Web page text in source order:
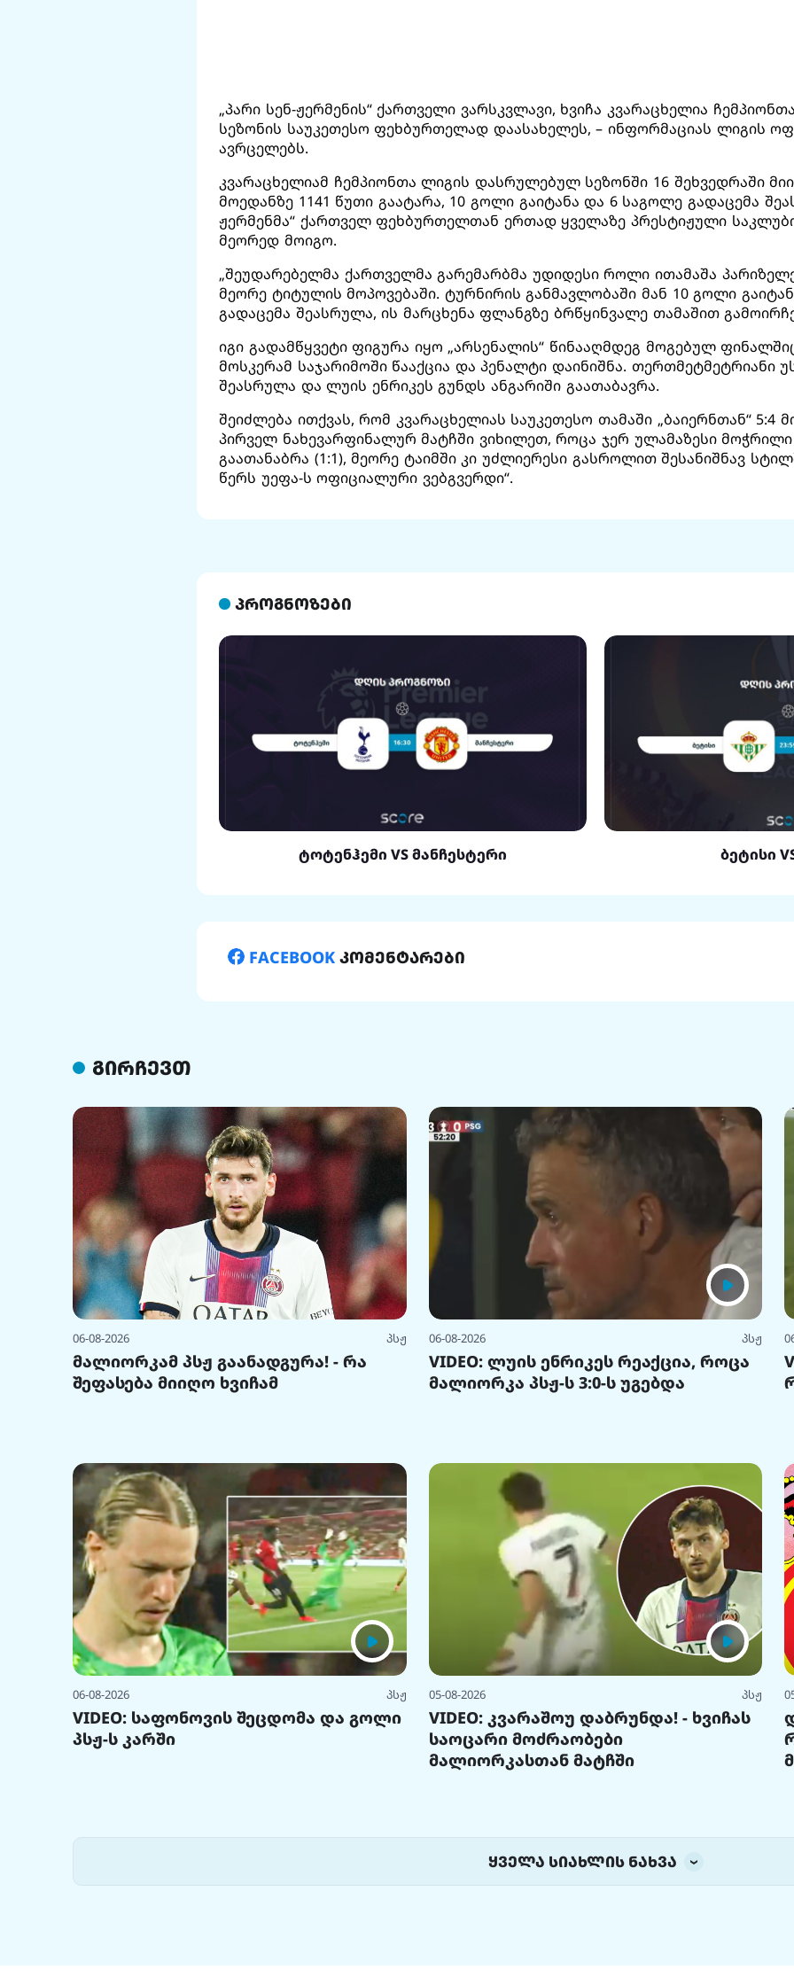
„პარი სენ-ჟერმენის“ ქართველი ვარსკვლავი, ხვიჩა კვარაცხელია
სეზონის საუკეთესო ფეხბურთელად დაასახელეს, – ინფორმაციას ლიგის
ავრცელებს.
კვარაცხელიამ ჩემპიონთა ლიგის დასრულებულ სეზონში 16 შეხვედრაში
მოედანზე 1141 წუთი გაატარა, 10 გოლი გაიტანა და 6 საგოლე გადაცემა
ჟერმენმა“ ქართველ ფეხბურთელთან ერთად ყველაზე პრესტიჟული
მეორედ მოიგო.
„შეუდარებელმა ქართველმა გარემარბმა უდიდესი როლი ითამაშა
მეორე ტიტულის მოპოვებაში. ტურნირის განმავლობაში მან 10 გოლი
გადაცემა შეასრულა, ის მარცხენა ფლანგზე ბრწყინვალე თამაშით
იგი გადამწყვეტი ფიგურა იყო „არსენალის“ წინააღმდეგ მოგებულ
მოსკერამ საჯარიმოში წააქცია და პენალტი დაინიშნა. თერთმეტმეტრიანი
შეასრულა და ლუის ენრიკეს გუნდს ანგარიში გაათაბავრა.
შეიძლება ითქვას, რომ კვარაცხელიას საუკეთესო თამაში „ბაიერნთან“ 5:4
პირველ ნახევარფინალურ მატჩში ვიხილეთ, როცა ჯერ ულამაზესი
გაათანაბრა (1:1), მეორე ტაიმში კი უძლიერესი გასროლით შესანიშნავ
წერს უეფა-ს ოფიციალური ვებგვერდი“.
პროგნოზები
ტოტენჰემი VS მანჩესტერი ბეტისი
FACEBOOK კომენტარები
გირჩევთ
06-08-2026 პსჟ
მალიორკამ პსჟ გაანადგურა! - რა
შეფასება მიიღო ხვიჩამ
06-08-2026 პსჟ
VIDEO: ლუის ენრიკეს რეაქცია, როცა
მალიორკა პსჟ-ს 3:0-ს უგებდა
06-08-2026 პსჟ
VIDEO: საფონოვის შეცდომა და გოლი
პსჟ-ს კარში
05-08-2026 პსჟ
VIDEO: კვარაშოუ დაბრუნდა! - ხვიჩას
საოცარი მოძრაობები
მალიორკასთან მატჩში
ყველა სიახლის ნახვა